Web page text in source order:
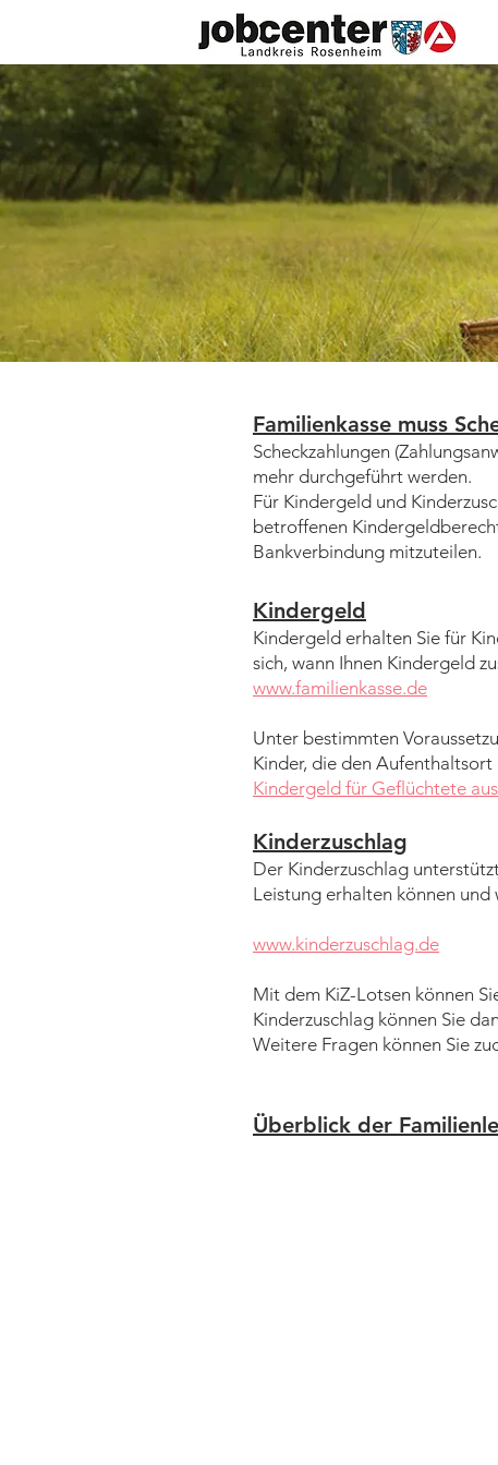
Familienkasse muss
​Scheckzahlungen
mehr durchgeführt werden.
Für Kindergeld und
betroffenen
Bankverbindung mitzuteilen.
Kindergeld
Kindergeld erhalten Sie für
sich, wann Ihnen Kindergeld
www.familienkasse.de
Unter bestimmten
Kinder, die den
Kindergeld für Geflüchtete
Kinderzuschlag
Der Kinderzuschlag
Leistung erhalten können und
www.kinderzuschlag.de
Mit dem KiZ-Lotsen können
Kinderzuschlag können Sie
Weitere Fragen können Sie
Überblick der